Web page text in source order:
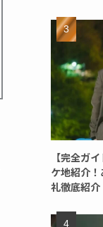
【完全ガ
ケ地紹介
礼徹底紹介